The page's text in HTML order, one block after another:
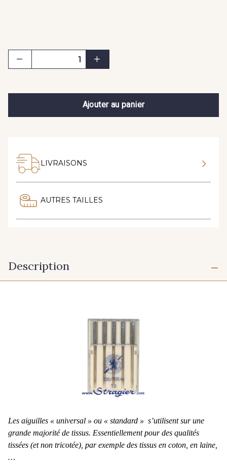
Ajouter au panier
LIVRAISONS
AUTRES TAILLES
Description
Les aiguilles « universal » ou « standard » s’utilisent sur une
grande majorité de tissus. Essentiellement pour des qualités
tissées (et non tricotée), par exemple des tissus en coton, en laine,
…